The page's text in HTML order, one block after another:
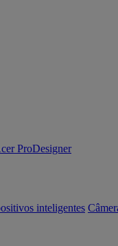
ProDesigner
inteligentes